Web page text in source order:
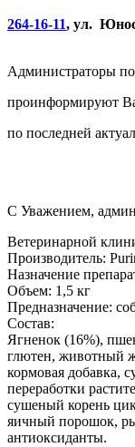
264-16-11, ул.
Администраторы
проинформируют
по последней
С Уважением,
Ветеринарной
Производитель:
Назначение
Объем: 1,5 кг
Предназначение:
Состав:
Ягненок (16%),
глютен, животный
кормовая добавка,
переработки
сушеный корень
яичный порошок,
антиоксиданты.